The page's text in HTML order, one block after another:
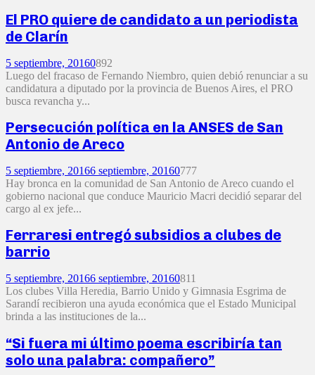
El PRO quiere de candidato a un periodista
de Clarín
5 septiembre, 20160892
Luego del fracaso de Fernando Niembro, quien debió renunciar a su
candidatura a diputado por la provincia de Buenos Aires, el PRO
busca revancha y...
Persecución política en la ANSES de San
Antonio de Areco
5 septiembre, 20166 septiembre, 20160777
Hay bronca en la comunidad de San Antonio de Areco cuando el
gobierno nacional que conduce Mauricio Macri decidió separar del
cargo al ex jefe...
Ferraresi entregó subsidios a clubes de
barrio
5 septiembre, 20166 septiembre, 20160811
Los clubes Villa Heredia, Barrio Unido y Gimnasia Esgrima de
Sarandí recibieron una ayuda económica que el Estado Municipal
brinda a las instituciones de la...
“Si fuera mi último poema escribiría tan
solo una palabra: compañero”